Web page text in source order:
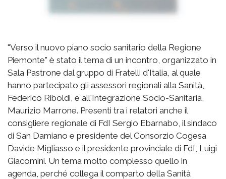
"Verso il nuovo piano socio sanitario della Regione
Piemonte" è stato il tema di un incontro, organizzato in
Sala Pastrone dal gruppo di Fratelli d'Italia, al quale
hanno partecipato gli assessori regionali alla Sanità,
Federico Riboldi, e all'Integrazione Socio-Sanitaria,
Maurizio Marrone. Presenti tra i relatori anche il
consigliere regionale di FdI Sergio Ebarnabo, il sindaco
di San Damiano e presidente del Consorzio Cogesa
Davide Migliasso e il presidente provinciale di FdI, Luigi
Giacomini. Un tema molto complesso quello in
agenda, perché collega il comparto della Sanità